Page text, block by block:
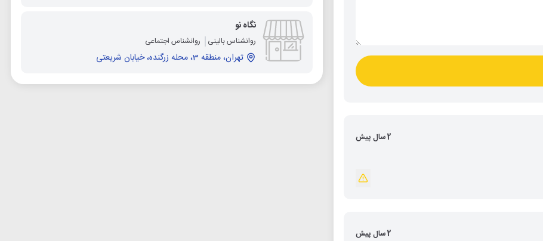
2 سال پیش
2 سال پیش
نگاه نو
روانشناس بالینی روانشناس اجتماعی
تهران، منطقه 3، محله زرگنده، خیابان شریعتی